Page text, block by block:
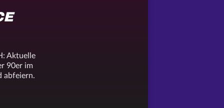
Aktuelle
90er im
abfeiern.